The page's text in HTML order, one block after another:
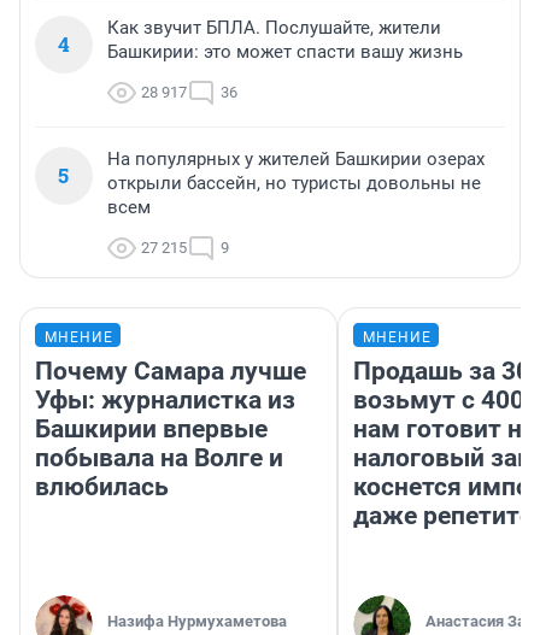
4
Как звучит БПЛА. Послушайте, жители
Башкирии: это может спасти вашу жизнь
28 917 36
5
На популярных у жителей Башкирии озерах
открыли бассейн, но туристы довольны не
всем
27 215 9
МНЕНИЕ
Почему Самара лучше
Уфы: журналистка из
Башкирии впервые
побывала на Волге и
влюбилась
Назифа Нурмухаметова
МНЕНИЕ
Продашь за
возьмут с
нам готовит
налоговый
коснется
даже
Анастасия